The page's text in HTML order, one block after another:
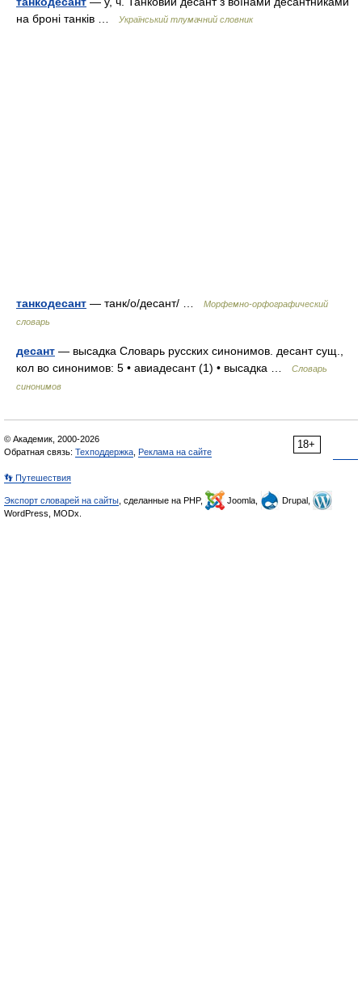
на броні танків …
Український тлумачний словник
танкодесант — танк/о/десант/ …
Морфемно-орфографический
словарь
десант — высадка Словарь русских синонимов. десант сущ.,
кол во синонимов: 5 • авиадесант (1) • высадка …
Словарь
синонимов
18+
© Академик, 2000-2026
Обратная связь: Техподдержка Реклама на сайте
👣 Путешествия
Экспорт словарей на сайты , сделанные на PHP, Joomla,
Drupal,
WordPress, MODx.